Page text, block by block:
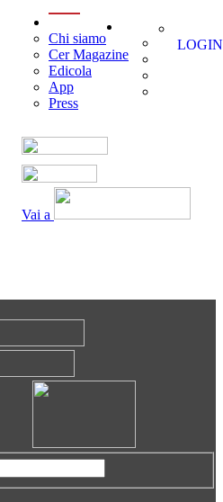
Vai a
Chi siamo
Cer Magazine
Edicola
App
Press
LOGIN